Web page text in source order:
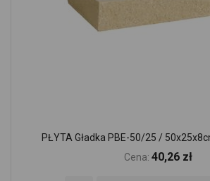
PŁYTA Gładka PBE-50/25 /
Cena: 40,26 zł